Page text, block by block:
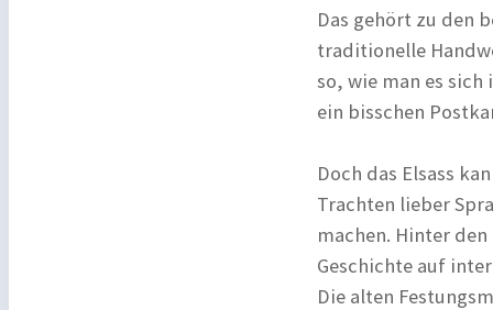
Das gehört zu den
traditionelle
so, wie man es
ein bisschen
Doch das Elsass
Trachten lieber
machen. Hinter
Geschichte auf
Die alten